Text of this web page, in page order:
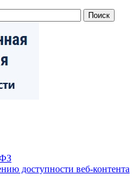
доступности веб-контента